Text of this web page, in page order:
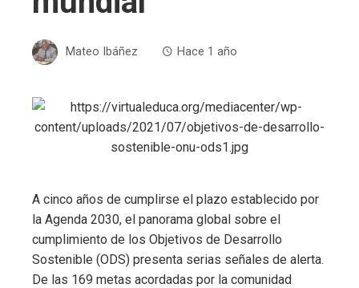
Mateo Ibáñez Hace 1 año
A cinco años de cumplirse el plazo establecido por
la Agenda 2030, el panorama global sobre el
cumplimiento de los Objetivos de Desarrollo
Sostenible (ODS) presenta serias señales de alerta.
De las 169 metas acordadas por la comunidad